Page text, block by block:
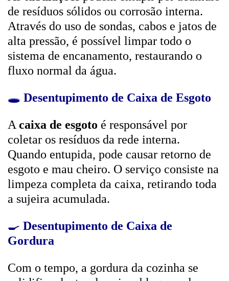
de resíduos sólidos ou corrosão interna.
Através do uso de sondas, cabos e jatos de
alta pressão, é possível limpar todo o
sistema de encanamento, restaurando o
fluxo normal da água.
🕳️ Desentupimento de Caixa de Esgoto
A caixa de esgoto é responsável por
coletar os resíduos da rede interna.
Quando entupida, pode causar retorno de
esgoto e mau cheiro. O serviço consiste na
limpeza completa da caixa, retirando toda
a sujeira acumulada.
🍳 Desentupimento de Caixa de
Gordura
Com o tempo, a gordura da cozinha se